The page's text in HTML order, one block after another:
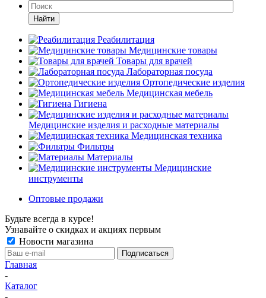
Найти
Реабилитация
Медицинские товары
Товары для врачей
Лабораторная посуда
Ортопедические изделия
Медицинская мебель
Гигиена
Медицинские изделия и расходные материалы
Медицинская техника
Фильтры
Материалы
Медицинские
инструменты
Оптовые продажи
Будьте всегда в курсе!
Узнавайте о скидках и акциях первым
Новости магазина
Главная
-
Каталог